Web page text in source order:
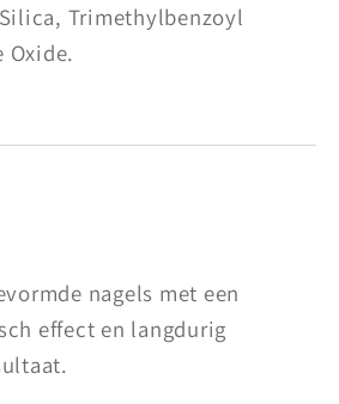
Trimethylbenzoyl
nagels met een
effect en langdurig